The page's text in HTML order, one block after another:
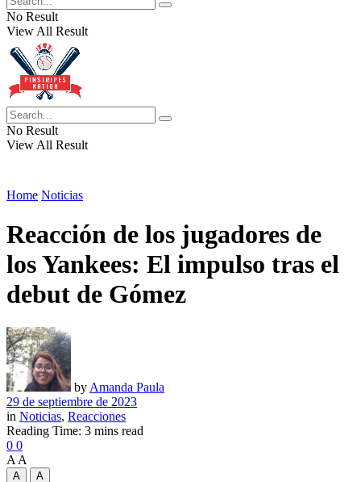
No Result
View All Result
No Result
View All Result
Home Noticias
Reacción de los jugadores de
los Yankees: El impulso tras el
debut de Gómez
by Amanda Paula
29 de septiembre de 2023
in Noticias, Reacciones
Reading Time: 3 mins read
0 0
A A
A
A